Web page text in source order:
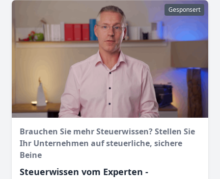
Gesponsert
Brauchen Sie mehr Steuerwissen? Stellen Sie
Ihr Unternehmen auf steuerliche, sichere
Beine
Steuerwissen vom Experten -